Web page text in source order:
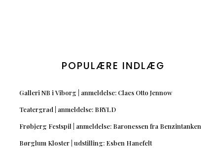
POPULÆRE INDLÆG
Galleri NB i Viborg | anmeldelse: Claes Otto Jennow
Teatergrad | anmeldelse: BRYLD
Frøbjerg Festspil | anmeldelse: Baronessen fra Benzintanken
Børglum Kloster | udstilling: Esben Hanefelt